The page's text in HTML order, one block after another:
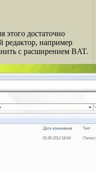
этого достаточно
редактор, например
с расширением BAT.